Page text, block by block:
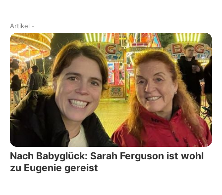
Artikel -
Nach Babyglück: Sarah Ferguson ist wohl
zu Eugenie gereist